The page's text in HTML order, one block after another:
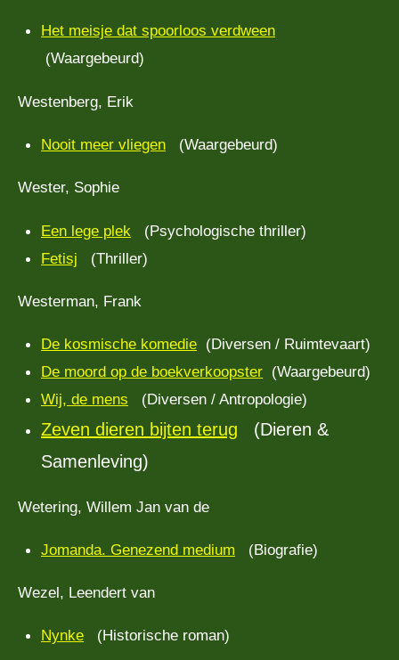
Het meisje dat spoorloos verdween
(Waargebeurd)
Westenberg, Erik
Nooit meer vliegen (Waargebeurd)
Wester, Sophie
Een lege plek (Psychologische thriller)
Fetisj (Thriller)
Westerman, Frank
De kosmische komedie (Diversen / Ruimtevaart)
De moord op de boekverkoopster (Waargebeurd)
Wij, de mens (Diversen / Antropologie)
Zeven dieren bijten terug (Dieren &
Samenleving)
Wetering, Willem Jan van de
Jomanda. Genezend medium (Biografie)
Wezel, Leendert van
Nynke (Historische roman)